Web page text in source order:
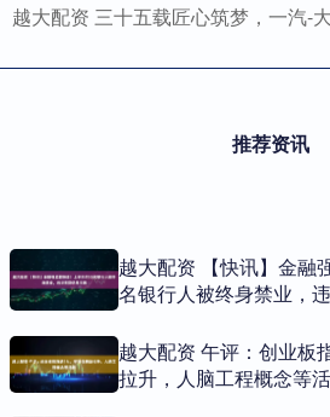
越大配资 三十五载匠心筑梦，一汽-
推荐资讯
越大配资 【快讯】金融
名银行人被终身禁业，
越大配资 午评：创业板
拉升，人脑工程概念等